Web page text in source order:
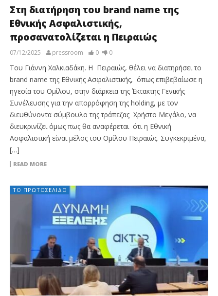
Στη διατήρηση του brand name της
Εθνικής Ασφαλιστικής,
προσανατολίζεται η Πειραιώς
07/12/2025 pressroom 0 0
Του Γιάννη Χαλκιαδάκη. Η Πειραιώς, θέλει να διατηρήσει το
brand name της Εθνικής Ασφαλιστικής, όπως επιβεβαίωσε η
ηγεσία του Ομίλου, στην διάρκεια της Έκτακτης Γενικής
Συνέλευσης για την απορρόφηση της holding, με τον
διευθύνοντα σύμβουλο της τράπεζας Χρήστο Μεγάλο, να
διευκρινίζει όμως πως θα αναφέρεται ότι η Εθνική
Ασφαλιστική είναι μέλος του Ομίλου Πειραιώς. Συγκεκριμένα,
[…]
READ MORE
ΤΟ ΠΡΩΤΟΣΈΛΙΔΟ